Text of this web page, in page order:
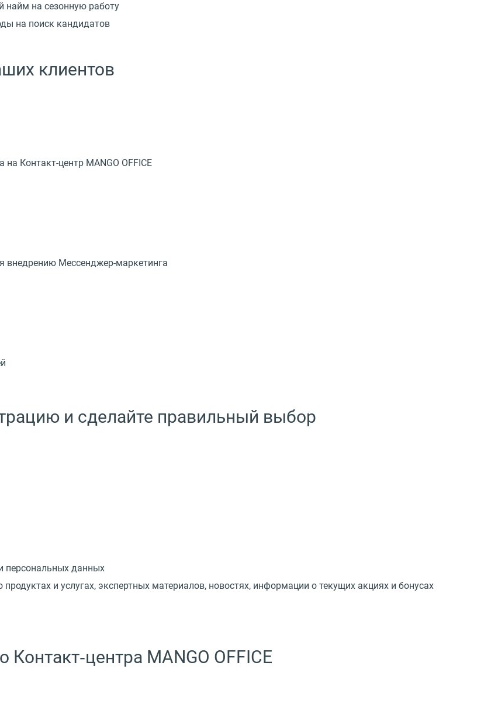
найм на сезонную работу
на поиск кандидатов
клиентов
Контакт-центр MANGO OFFICE
внедрению Мессенджер-маркетинга
и сделайте правильный выбор
персональных данных
продуктах и услугах, экспертных материалов, новостях, информации о текущих акциях и бонусах
MANGO OFFICE